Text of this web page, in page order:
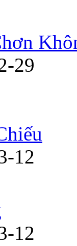
29
12
12